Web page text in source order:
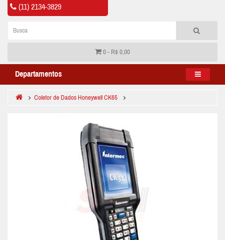
(11) 2134-3829
0 - R$ 0,00
Departamentos
Coletor de Dados Honeywell CK65